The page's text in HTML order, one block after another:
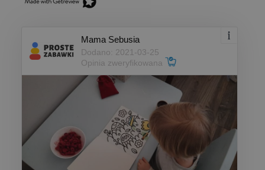
Mama Sebusia
Dodano: 2021-03-25
Opinia zweryfikowana